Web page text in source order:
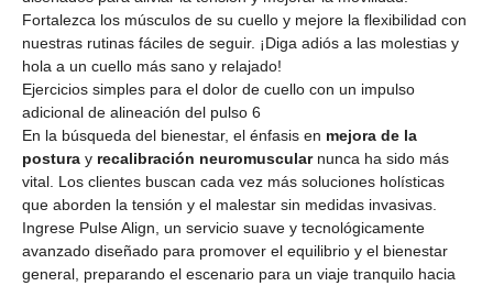
Ejercicios simples para el dolor de cuello con un impulso
adicional de alineación del pulso 6
En la búsqueda del bienestar, el énfasis en mejora de la
postura y recalibración neuromuscularnunca ha sido más
vital. Los clientes buscan cada vez más soluciones holísticas
que aborden la tensión y el malestar sin medidas invasivas.
Ingrese Pulse Align, un servicio suave y tecnológicamente
avanzado diseñado para promover el equilibrio y el bienestar
general, preparando el escenario para un viaje tranquilo hacia